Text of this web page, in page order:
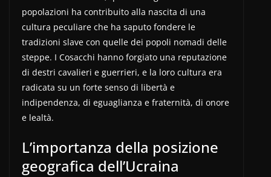
popolazioni ha contribuito alla nascita di una
cultura peculiare che ha saputo fondere le
tradizioni slave con quelle dei popoli nomadi delle
steppe. I Cosacchi hanno forgiato una reputazione
di destri cavalieri e guerrieri, e la loro cultura era
radicata su un forte senso di libertà e
indipendenza, di eguaglianza e fraternità, di onore
e lealtà.
L’importanza della posizione
geografica dell’Ucraina